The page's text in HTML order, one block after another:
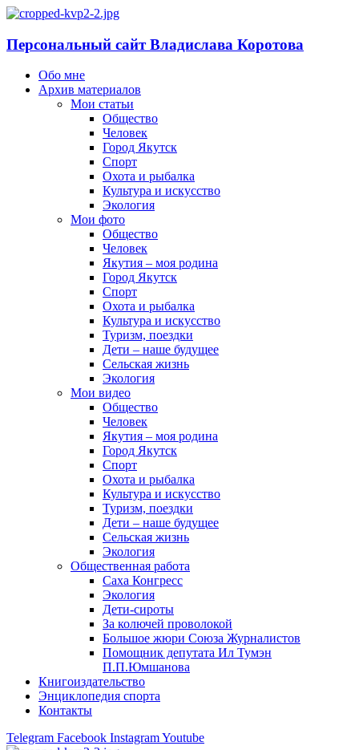
Персональный сайт Владислава Коротова
Обо мне
Архив материалов
Мои статьи
Общество
Человек
Город Якутск
Спорт
Охота и рыбалка
Культура и искусство
Экология
Мои фото
Общество
Человек
Якутия – моя родина
Город Якутск
Спорт
Охота и рыбалка
Культура и искусство
Туризм, поездки
Дети – наше будущее
Сельская жизнь
Экология
Мои видео
Общество
Человек
Якутия – моя родина
Город Якутск
Спорт
Охота и рыбалка
Культура и искусство
Туризм, поездки
Дети – наше будущее
Сельская жизнь
Экология
Общественная работа
Саха Конгресс
Экология
Дети-сироты
За колючей проволокой
Большое жюри Союза Журналистов
Помощник депутата Ил Тумэн
П.П.Юмшанова
Книгоиздательство
Энциклопедия спорта
Контакты
Telegram Facebook InstagramYoutube